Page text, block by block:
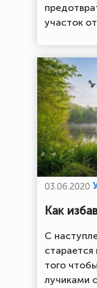
участок
03.06.2020
Как
С
старается
того
лучиками